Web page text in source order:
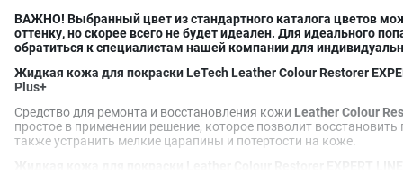
ВАЖНО! Выбранный цвет из стандартного каталога цветов
оттенку, но скорее всего не будет идеален. Для идеального
обратиться к специалистам нашей компании для
Жидкая кожа для покраски LeTech Leather Colour Restorer
Plus+
Средство для ремонта и восстановления кожи Leather Colour
простое в применении решение, которое позволит
также устранить мелкие царапины и потертости на коже.